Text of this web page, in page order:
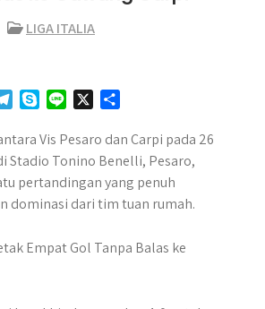
LIGA ITALIA
l
e
g
r
y
p
e
n
e
a
r
e
Vis Pesaro dan Carpi pada 26
Stadio Tonino Benelli, Pesaro,
pertandingan yang penuh
dominasi dari tim tuan rumah.